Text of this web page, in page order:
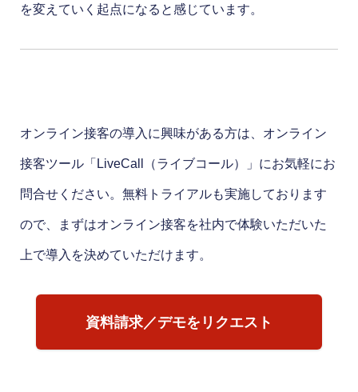
を変えていく起点になると感じています。
オンライン接客の導入に興味がある方は、オンライン
接客ツール「LiveCall（ライブコール）」にお気軽にお
問合せください。無料トライアルも実施しております
ので、まずはオンライン接客を社内で体験いただいた
上で導入を決めていただけます。
資料請求／デモをリクエスト